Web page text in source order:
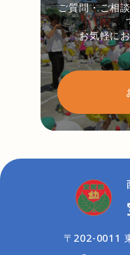
ご質問・ご相
お気軽に
〒202-0011